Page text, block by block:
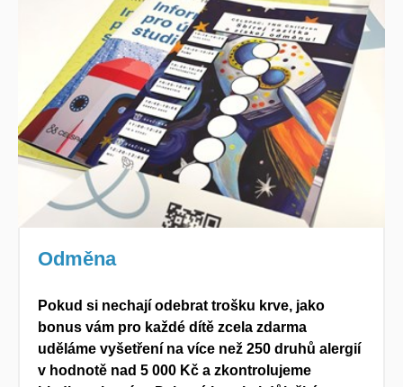
Odměna
Pokud si nechají odebrat trošku krve, jako
bonus vám pro každé dítě zcela zdarma
uděláme vyšetření na více než 250 druhů alergií
v hodnotě nad 5 000 Kč a zkontrolujeme